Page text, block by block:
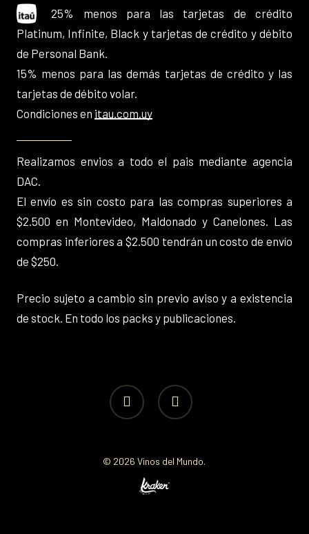
25% menos para las tarjetas de crédito
Platinum, Infinite, Black y tarjetas de crédito y débito
de Personal Bank.
15% menos para las demás tarjetas de crédito y las
tarjetas de débito volar.
Condiciones en itau.com.uy
Realizamos envios a todo el pais mediante agencia
DAC.
El envío es sin costo para las compras superiores a
$2.500 en Montevideo, Maldonado y Canelones. Las
compras inferiores a $2.500 tendrán un costo de envío
de $250.
Precio sujeto a cambio sin previo aviso y a existencia
de stock. En todo los packs y publicaciones.
facebook instagram
© 2026 Vinos del Mundo.